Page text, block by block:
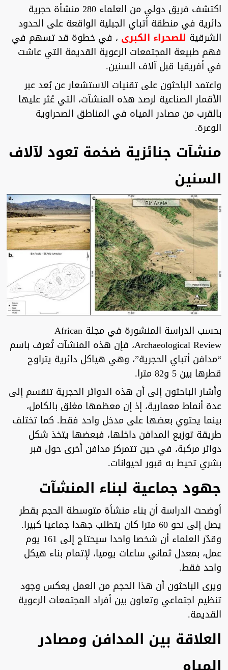
اكتشف فريق دولي من العلماء 280 منشأة حجرية
دائرية في منطقة أتباي الجبلية الواقعة على الحدود
الشرقية للصحراء الكبرى ، في خطوة قد تسهم في
فهم طبيعة المجتمعات الرعوية القديمة التي عاشت
في أفريقيا قبل آلاف السنين.
واعتمد الباحثون على تقنيات الاستشعار عن بُعد عبر
الأقمار الصناعية لرصد هذه المنشآت، التي عُثر عليها
بالقرب من مصادر المياه في المناطق الصحراوية
الوعرة.
منشآت جنائزية ضخمة تعود لآلاف
السنين
بحسب الدراسة المنشورة في مجلة African
Archaeological Review، فإن هذه المنشآت تُعرف باسم
“مدافن أتباي الحجرية”، وهي هياكل دائرية يتراوح
قطرها بين 5 و82 مترا.
وأشار الباحثون إلى أن هذه الدوائر الحجرية تنقسم إلى
عدة أنماط معمارية، إذ إن معظمها مغلق بالكامل،
بينما يحتوي بعضها على مدخل واحد فقط. كما تختلف
طريقة توزيع المدافن داخلها، فبعضها يتخذ شكل
دوائر مركبة، في حين تتمركز مدافن أخرى حول قبر
بشري تحيط به قبور لحيوانات.
جهود جماعية لبناء المنشآت
أوضحت الدراسة أن بناء منشأة متوسطة الحجم بقطر
يصل إلى نحو 60 مترا كان يتطلب جهدا جماعيا كبيرا.
وقدّر العلماء أن شخصا واحدا سيحتاج إلى 161 يوم
عمل، بمعدل ثماني ساعات يوميا، لإتمام بناء هيكل
واحد فقط.
ويرى الباحثون أن هذا الحجم من العمل يعكس وجود
تنظيم اجتماعي وتعاون بين أفراد المجتمعات الرعوية
القديمة.
العلاقة بين المدافن ومصادر